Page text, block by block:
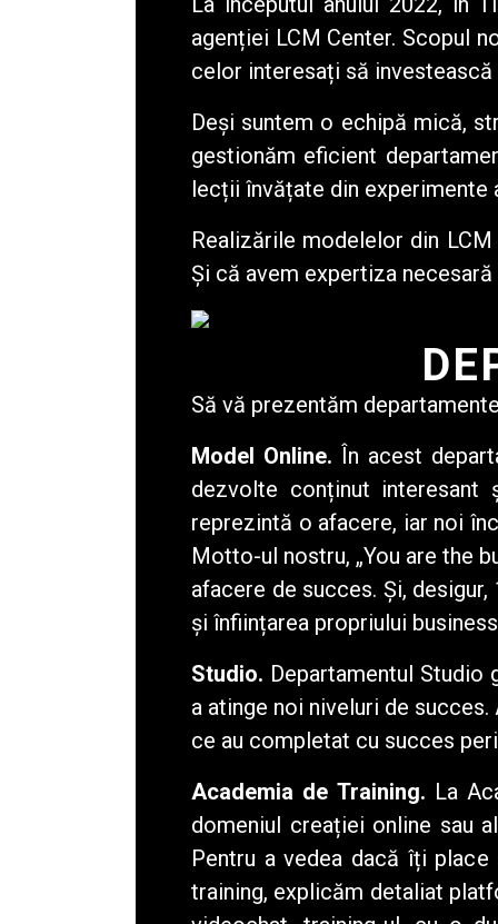
agenției LCM Center. Scopul
celor interesați să
Deși suntem o echipă mică,
gestionăm eficient
lecții învățate din experimente
Realizările modelelor din
Și că avem expertiza
Să vă prezentăm
Model Online. În acest
dezvolte conținut
reprezintă o afacere, iar noi
Motto-ul nostru, „You are the
afacere de succes. Și,
și înființarea propriului
Studio. Departamentul Studio
a atinge noi niveluri de
ce au completat cu succes
Academia de Training. La
domeniul creației online sau
Pentru a vedea dacă îți
training, explicăm detaliat